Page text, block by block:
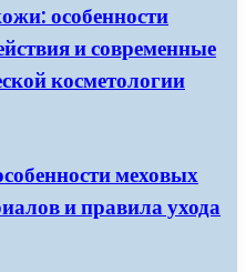
особенности
и современные
косметологии
меховых
и правила ухода